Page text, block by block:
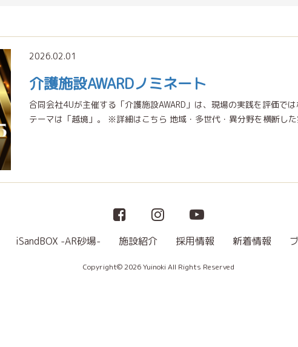
2026.02.01
介護施設AWARDノミネート
合同会社4Uが主催する「介護施設AWARD」は、現場の実践を評価で
テーマは「越境」。 ※詳細はこちら 地域・多世代・異分野を横断し
iSandBOX -AR砂場- 施設紹介 採用情報 新着情報
Copyright© 2026 Yuinoki All Rights Reserved